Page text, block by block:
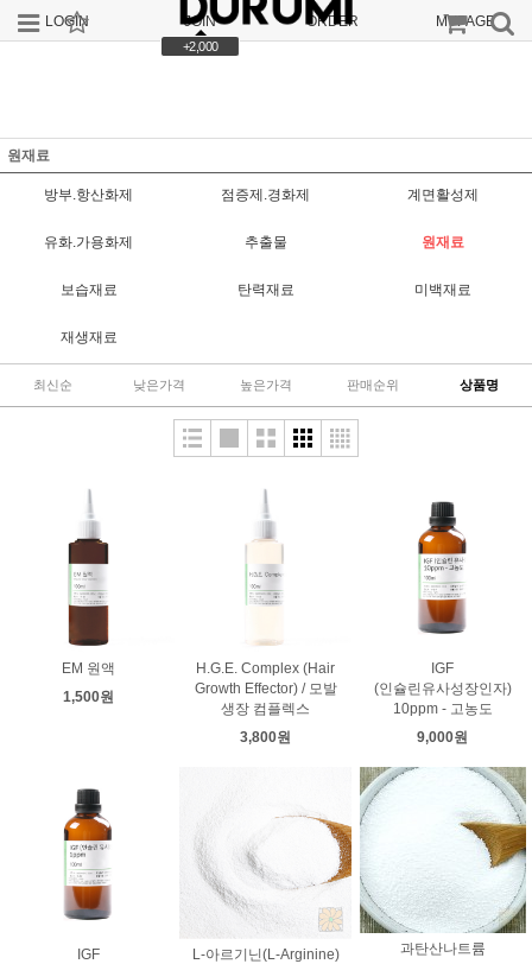
LOGIN JOIN
+2,000
ORDER MYPAGE
원재료
방부.항산화제 점증제.경화제 계면활성제
유화.가용화제 추출물 원재료
보습재료 탄력재료 미백재료
재생재료
최신순 낮은가격 높은가격 판매순위 상품명
EM 원액
1,500원
H.G.E. Complex (Hair
Growth Effector) / 모발
생장 컴플렉스
3,800원
IGF
(인슐린유사성장인자)
10ppm - 고농도
9,000원
IGF
L-아르기닌(L-Arginine)
과탄산나트륨